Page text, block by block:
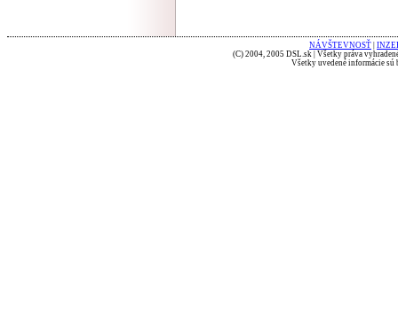
NÁVŠTEVNOSŤ
(C) 2004, 2005 DSL.sk | Všetky práva
Všetky uvedené informácie sú